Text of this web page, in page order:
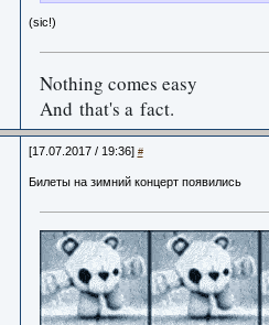
(sic!)
Nothing comes easy
And that's a fact.
[17.07.2017 / 19:36] #
Билеты на зимний концерт появились